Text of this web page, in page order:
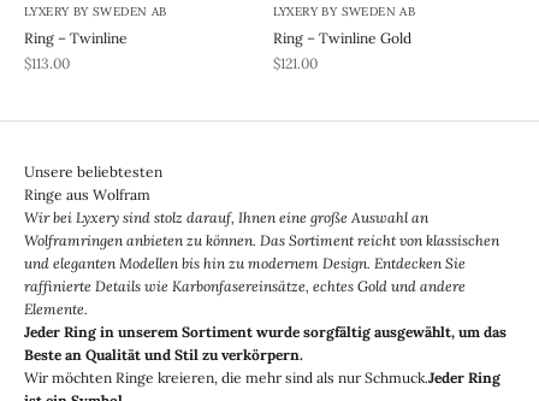
LYXERY BY SWEDEN AB
Ring – Twinline
REA-pris
$113.00
LYXERY BY SWEDEN AB
Ring – Twinline Gold
REA-pris
$121.00
Unsere beliebtesten
Ringe aus Wolfram
Wir bei Lyxery sind stolz darauf, Ihnen eine große Auswahl an
Wolframringen anbieten zu können. Das Sortiment reicht von klassischen
und eleganten Modellen bis hin zu modernem Design. Entdecken Sie
raffinierte Details wie Karbonfasereinsätze, echtes Gold und andere
Elemente.
Jeder Ring in unserem Sortiment wurde sorgfältig ausgewählt, um das
Beste an Qualität und Stil zu verkörpern.
Wir möchten Ringe kreieren, die mehr sind als nur Schmuck.Jeder Ring